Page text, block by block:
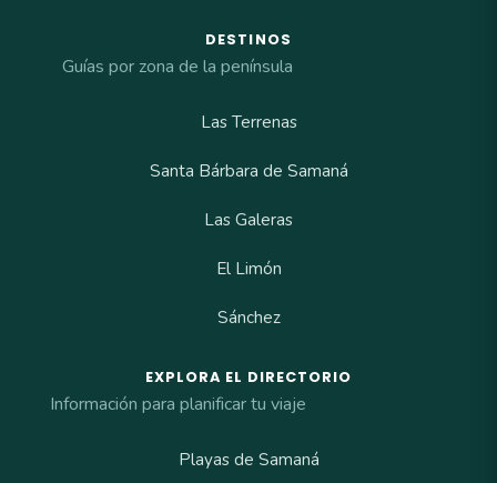
DESTINOS
Guías por zona de la península
Las Terrenas
Santa Bárbara de Samaná
Las Galeras
El Limón
Sánchez
EXPLORA EL DIRECTORIO
Información para planificar tu viaje
Playas de Samaná